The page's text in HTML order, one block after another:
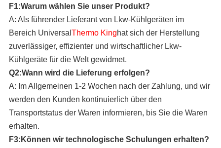
F1:Warum wählen Sie unser Produkt?
A: Als führender Lieferant von Lkw-Kühlgeräten im
Bereich Universal Thermo Kinghat sich der Herstellung
zuverlässiger, effizienter und wirtschaftlicher Lkw-
Kühlgeräte für die Welt gewidmet.
Q2:Wann wird die Lieferung erfolgen?
A: Im Allgemeinen 1-2 Wochen nach der Zahlung, und wir
werden den Kunden kontinuierlich über den
Transportstatus der Waren informieren, bis Sie die Waren
erhalten.
F3:Können wir technologische Schulungen erhalten?